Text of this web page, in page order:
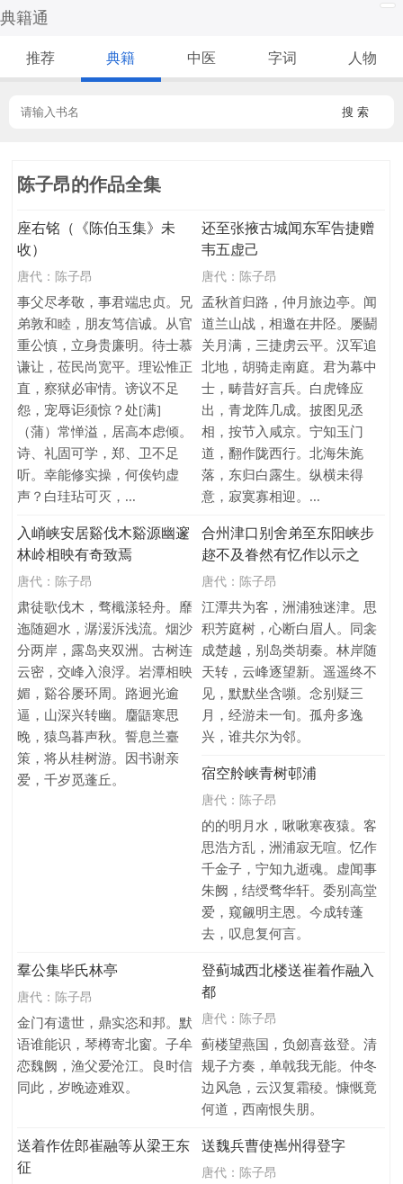
典籍通
推荐 典籍 中医 字词 人物
搜 索
陈子昂的作品全集
座右铭（《陈伯玉集》未
收）
唐代： 陈子昂
事父尽孝敬，事君端忠贞。兄
弟敦和睦，朋友笃信诚。从官
重公慎，立身贵廉明。待士慕
谦让，莅民尚宽平。理讼惟正
直，察狱必审情。谤议不足
怨，宠辱讵须惊？处[满]
（蒲）常惮溢，居高本虑倾。
诗、礼固可学，郑、卫不足
听。幸能修实操，何俟钧虚
声？白珪玷可灭，...
还至张掖古城闻东军告捷赠
韦五虚己
唐代： 陈子昂
孟秋首归路，仲月旅边亭。闻
道兰山战，相邀在井陉。屡鬬
关月满，三捷虏云平。汉军追
北地，胡骑走南庭。君为幕中
士，畴昔好言兵。白虎锋应
出，青龙阵几成。披图见丞
相，按节入咸京。宁知玉门
道，翻作陇西行。北海朱旄
落，东归白露生。纵横未得
意，寂寞寡相迎。...
入峭峡安居谿伐木谿源幽邃
林岭相映有奇致焉
唐代： 陈子昂
肃徒歌伐木，骛檝漾轻舟。靡
迤随廻水，潺湲泝浅流。烟沙
分两岸，露岛夹双洲。古树连
云密，交峰入浪浮。岩潭相映
媚，谿谷屡环周。路迥光逾
逼，山深兴转幽。麕鼯寒思
晚，猿鸟暮声秋。誓息兰臺
策，将从桂树游。因书谢亲
爱，千岁觅蓬丘。
合州津口别舍弟至东阳峡步
趂不及眷然有忆作以示之
唐代： 陈子昂
江潭共为客，洲浦独迷津。思
积芳庭树，心断白眉人。同衾
成楚越，别岛类胡秦。林岸随
天转，云峰逐望新。遥遥终不
见，默默坐含嚬。念别疑三
月，经游未一旬。孤舟多逸
兴，谁共尔为邻。
宿空舲峡青树邨浦
唐代： 陈子昂
的的明月水，啾啾寒夜猿。客
思浩方乱，洲浦寂无喧。忆作
千金子，宁知九逝魂。虚闻事
朱阙，结绶骛华轩。委别高堂
爱，窥觎明主恩。今成转蓬
去，叹息复何言。
羣公集毕氏林亭
唐代： 陈子昂
金门有遗世，鼎实恣和邦。默
语谁能识，琴樽寄北窗。子牟
恋魏阙，渔父爱沧江。良时信
同此，岁晚迹难双。
登蓟城西北楼送崔着作融入
都
唐代： 陈子昂
蓟楼望燕国，负劒喜兹登。清
规子方奏，单戟我无能。仲冬
边风急，云汉复霜稜。慷慨竟
何道，西南恨失朋。
送着作佐郎崔融等从梁王东
征
送魏兵曹使嶲州得登字
唐代： 陈子昂